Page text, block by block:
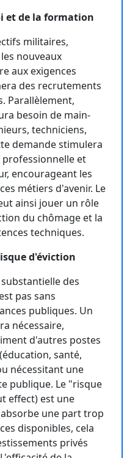
et de la formation
militaires,
nouveaux
aux exigences
des recrutements
Parallèlement,
besoin de main-
techniciens,
demande stimulera
et
encourageant les
métiers d'avenir. Le
ainsi jouer un rôle
du chômage et la
techniques.
d'éviction
des
pas sans
publiques. Un
nécessaire,
d'autres postes
santé,
nécessitant une
publique. Le "risque
effect) est une
une part trop
disponibles, cela
privés